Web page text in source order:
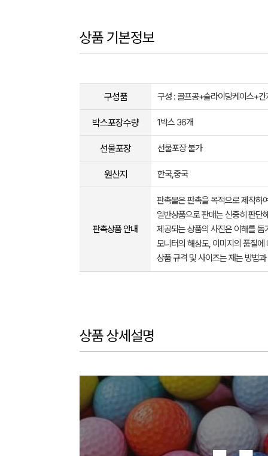
상품 기본정보
구성품 구성 : 골프공+슬라이딩케이스+간
박스포장수량 1박스 36개
선물포장 선물포장 불가
원산지 한국,중국
판촉상품 안내
판촉물은 판촉을 목적으로 제작하
일반상품으로 판매는 신중히 판단
제공되는 상품의 사진은 이해를
모니터의 해상도, 이미지의 품질
상품 규격 및 사이즈는 재는 방법
상품 상세설명